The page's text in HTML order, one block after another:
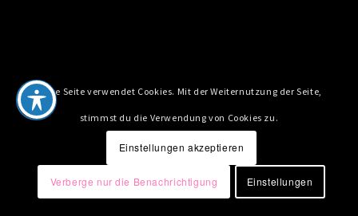
Diese Seite verwendet Cookies. Mit der Weiternutzung der Seite,
stimmst du die Verwendung von Cookies zu.
Einstellungen akzeptieren
Verberge nur die Benachrichtigung Einstellungen